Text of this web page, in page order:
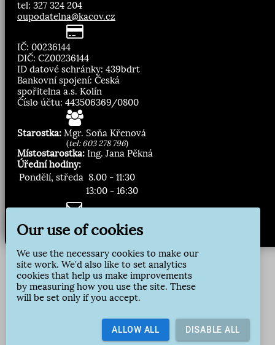
tel: 327 324 204
oupodatelna@kacov.cz
IČ: 00236144
DIČ: CZ00236144
ID datové schránky: 439bdrt
Bankovní spojení: Česká
spořitelna a.s. Kolín
Číslo účtu: 443506369/0800
Starostka: Mgr. Soňa Křenová
(tel: 603 278 796)
Místostarostka: Ing. Jana Pěkná
Úřední hodiny:
Pondělí, středa 8.00 - 11:30
13:00 - 16:30
Zasílání novinek:
Přihlásit odběr
Our use of cookies
We use the necessary cookies to make our
site work. We'd also like to set analytics
cookies that help us make improvements
by measuring how you use the site. These
will be set only if you accept.
ALLOW ALL DISABLE ALL